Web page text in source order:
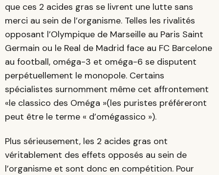
que ces 2 acides gras se livrent une lutte sans
merci au sein de l’organisme. Telles les rivalités
opposant l’Olympique de Marseille au Paris Saint
Germain ou le Real de Madrid face au FC Barcelone
au football, oméga-3 et oméga-6 se disputent
perpétuellement le monopole. Certains
spécialistes surnomment même cet affrontement
«le classico des Oméga »(les puristes préféreront
peut être le terme « d’omégassico »).
Plus sérieusement, les 2 acides gras ont
véritablement des effets opposés au sein de
l’organisme et sont donc en compétition. Pour